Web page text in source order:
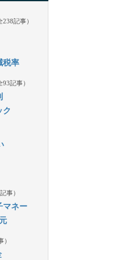
238記事）
税率
93記事）
ク
事）
マネー
）